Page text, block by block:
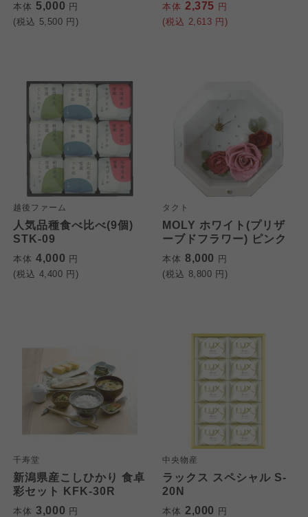
本体 5,000 円
(税込 5,500 円)
本体 2,375 円
(税込 2,613 円)
越後ファーム
人気品種食べ比べ(9個)
STK-09
本体 4,000 円
(税込 4,400 円)
タクト
MOLY ホワイト(プリザ
ーブドフラワー) ピンク
本体 8,000 円
(税込 8,800 円)
千寿堂
新潟県産こしひかり 食卓
彩セット KFK-30R
本体 3,000 円
中央物産
ラックス スペシャル S-
20N
本体 2,000 円